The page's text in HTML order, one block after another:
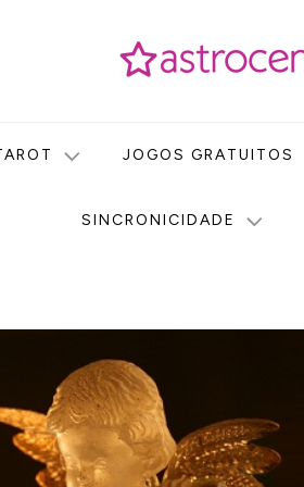
JOGOS GRATUITOS
SINCRONICIDADE